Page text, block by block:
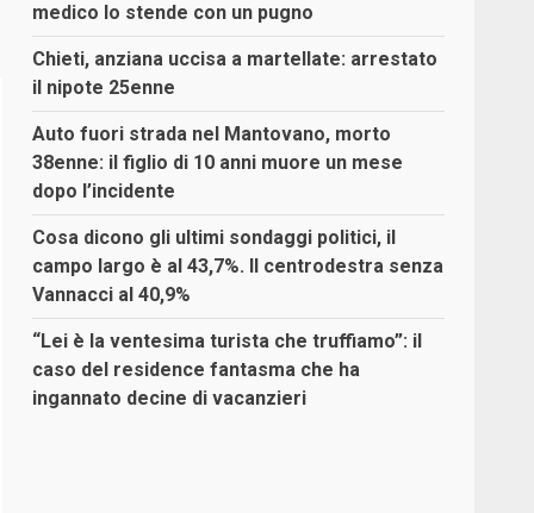
medico lo stende con un pugno
Chieti, anziana uccisa a martellate: arrestato
il nipote 25enne
Auto fuori strada nel Mantovano, morto
38enne: il figlio di 10 anni muore un mese
dopo l’incidente
Cosa dicono gli ultimi sondaggi politici, il
campo largo è al 43,7%. Il centrodestra senza
Vannacci al 40,9%
“Lei è la ventesima turista che truffiamo”: il
caso del residence fantasma che ha
ingannato decine di vacanzieri